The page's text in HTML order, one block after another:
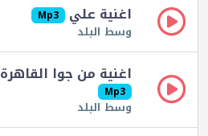
اغنية علي Mp3
وسط البلد
اغنية من جوا القاهرة
Mp3
وسط البلد